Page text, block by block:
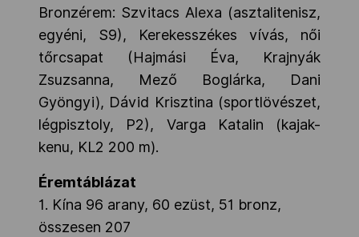
Bronzérem: Szvitacs Alexa (asztalitenisz,
egyéni, S9), Kerekesszékes vívás, női
tőrcsapat (Hajmási Éva, Krajnyák
Zsuzsanna, Mező Boglárka, Dani
Gyöngyi), Dávid Krisztina (sportlövészet,
légpisztoly, P2), Varga Katalin (kajak-
kenu, KL2 200 m).
Éremtáblázat
1. Kína 96 arany, 60 ezüst, 51 bronz,
összesen 207